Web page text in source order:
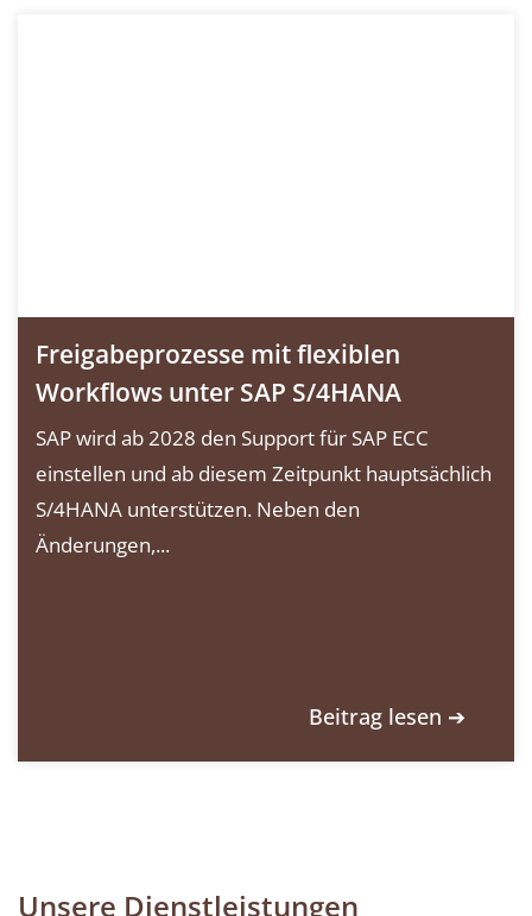
Freigabeprozesse mit flexiblen
Workflows unter SAP S/4HANA
SAP wird ab 2028 den Support für SAP ECC
einstellen und ab diesem Zeitpunkt hauptsächlich
S/4HANA unterstützen. Neben den
Änderungen,...
Beitrag lesen ➔
Unsere Dienstleistungen